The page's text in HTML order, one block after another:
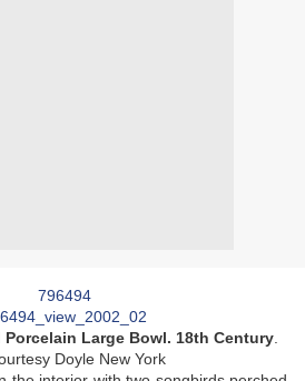
Porcelain Large Bowl. 18th Century.
Doyle New York